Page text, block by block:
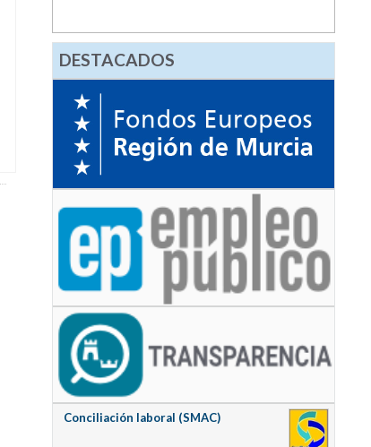
DESTACADOS
Conciliación laboral (SMAC)